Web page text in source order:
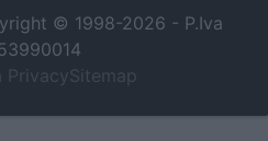
© 1998-2026 - P.Iva
PrivacySitemap